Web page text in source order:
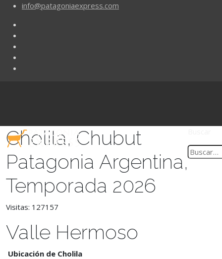
info@patagoniaexpress.com
Cholila, Chubut
Patagonia Argentina,
Temporada 2026
Visitas: 127157
Valle Hermoso
Ubicación de Cholila